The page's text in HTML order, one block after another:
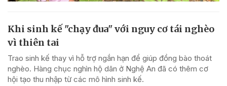
Khi sinh kế "chạy đua" với nguy cơ tái nghèo
vì thiên tai
Trao sinh kế thay vì hỗ trợ ngắn hạn để giúp đồng bào thoát
nghèo. Hàng chục nghìn hộ dân ở Nghệ An đã có thêm cơ
hội tạo thu nhập từ các mô hình sinh kế.